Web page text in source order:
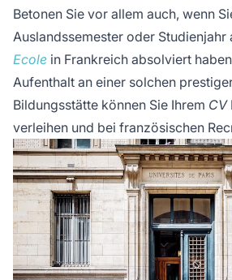
Betonen Sie vor allem auch, wenn
Auslandssemester oder Studienjahr
Ecole in Frankreich absolviert
Aufenthalt an einer solchen
Bildungsstätte können Sie Ihrem CV
verleihen und bei französischen